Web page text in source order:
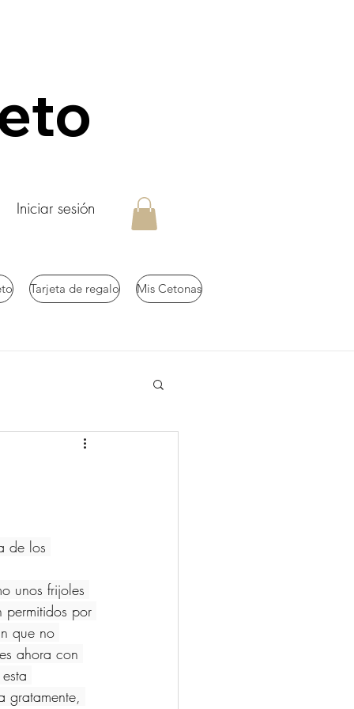
Iniciar sesión
Tarjeta de regalo Mis Cetonas
de los
unos frijoles
permitidos por
que no
ahora con
gratamente,